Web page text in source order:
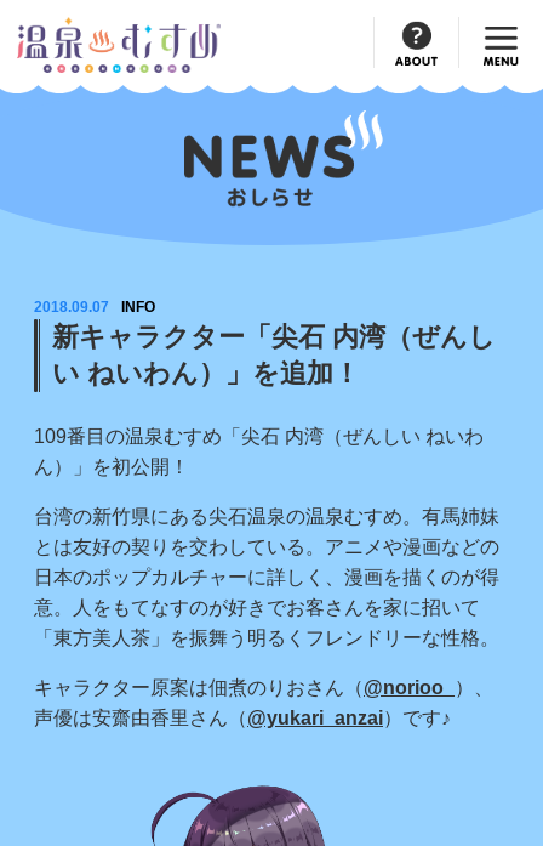
Official
Account
2018.09.07 INFO
新キャラクター「尖石 内湾（ぜんし
い ねいわん）」を追加！
109番目の温泉むすめ「尖石 内湾（ぜんしい ねいわ
ん）」を初公開！
台湾の新竹県にある尖石温泉の温泉むすめ。有馬姉妹
とは友好の契りを交わしている。アニメや漫画などの
日本のポップカルチャーに詳しく、漫画を描くのが得
意。人をもてなすのが好きでお客さんを家に招いて
「東方美人茶」を振舞う明るくフレンドリーな性格。
キャラクター原案は佃煮のりおさん（@norioo_
）、
声優は安齋由香里さん（@yukari_anzai）です♪